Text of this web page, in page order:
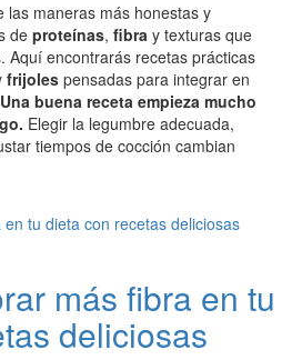
las maneras más honestas y
de proteínas, fibra y texturas que
Aquí encontrarás recetas prácticas
frijoles pensadas para integrar en
Una buena receta empieza mucho
Elegir la legumbre adecuada,
tiempos de cocción cambian
más fibra en tu
deliciosas